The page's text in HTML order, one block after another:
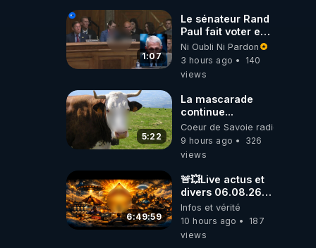
carbone.
1:07
Le sénateur Rand
Paul fait voter en
commission
l'outrage au
Congrès contre
Ni Oubli Ni Pardon
3 hours ago
140
views
5:22
La mascarade
continue...
Coeur de Savoie radioweb TV
9 hours ago
326
views
6:49:59
🚨💥Live actus et
divers 06.08.26💥
🚨
Infos et vérité
10 hours ago
187
views